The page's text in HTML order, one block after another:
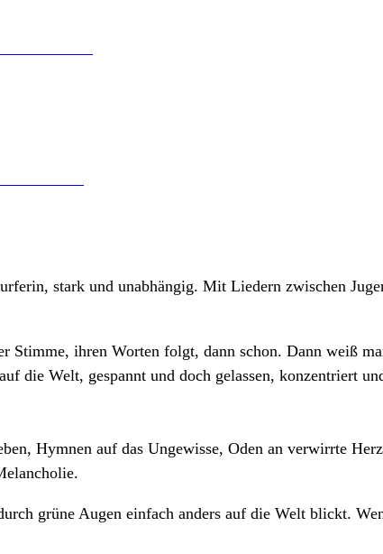
stark und unabhängig. Mit Liedern zwischen
Stimme, ihren Worten folgt, dann schon. Dann weiß
die Welt, gespannt und doch gelassen, konzentriert
Hymnen auf das Ungewisse, Oden an verwirrte
grüne Augen einfach anders auf die Welt blickt.